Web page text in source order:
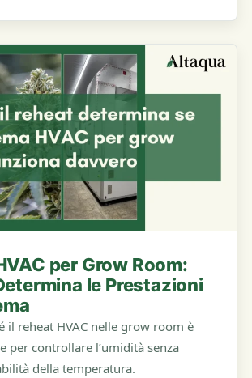
per Grow Room:
le Prestazioni
il reheat HVAC nelle grow room è
per controllare l’umidità senza
della temperatura.